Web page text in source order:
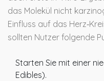
das Molekül nicht
Einfluss auf das
sollten Nutzer folgende
Starten Sie mit einer
Edibles).